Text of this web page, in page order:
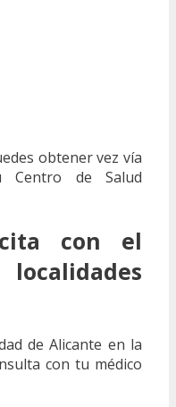
obtener vez vía
Centro de Salud
con el
de Alicante en la
con tu médico